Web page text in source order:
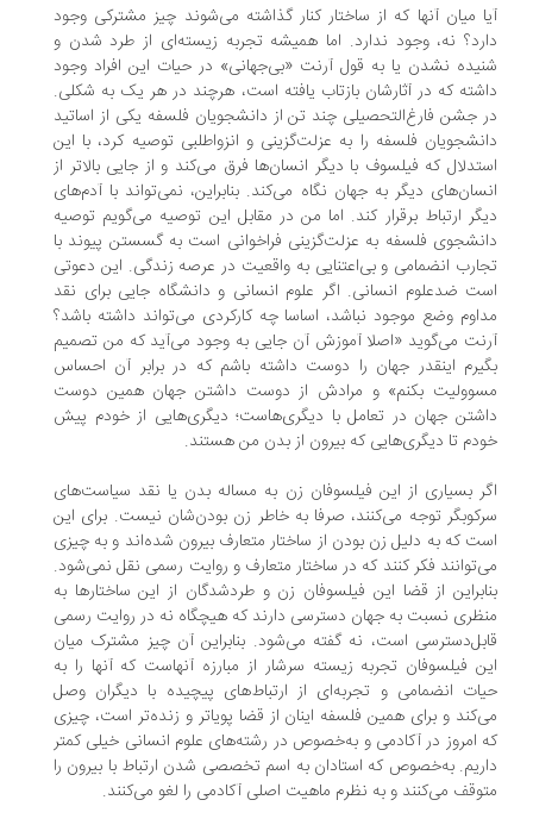
میان آنها که از ساختار کنار گذاشته می‌شوند چیز مشترکی وجود
نه، وجود ندارد. اما همیشه تجربه زیسته‌ای از طرد شدن و
نشدن یا به قول آرنت «بی‌جهانی» در حیات این افراد وجود
که در آثارشان بازتاب یافته است، هرچند در هر یک به شکلی.
جشن فارغ‌التحصیلی چند تن از دانشجویان فلسفه یکی از اساتید
فلسفه را به عزلت‌گزینی و انزواطلبی توصیه کرد، با این
که فیلسوف با دیگر انسان‌ها فرق می‌کند و از جایی بالاتر از
دیگر به جهان نگاه می‌کند. بنابراین، نمی‌تواند با آدم‌های
ارتباط برقرار کند. اما من در مقابل این توصیه می‌گویم توصیه
فلسفه به عزلت‌گزینی فراخوانی است به گسستن پیوند با
انضمامی و بی‌اعتنایی به واقعیت در عرصه زندگی. این دعوتی
ضدعلوم انسانی. اگر علوم انسانی و دانشگاه جایی برای نقد
وضع موجود نباشد، اساسا چه کارکردی می‌تواند داشته باشد؟
می‌گوید «اصلا آموزش آن جایی به وجود می‌آید که من تصمیم
اینقدر جهان را دوست داشته باشم که در برابر آن احساس
بکنم» و مرادش از دوست داشتن جهان همین دوست
جهان در تعامل با دیگری‌هاست؛ دیگری‌هایی از خودم پیش
تا دیگری‌هایی که بیرون از بدن من هستند.
بسیاری از این فیلسوفان زن به مساله بدن یا نقد سیاست‌های
توجه می‌کنند، صرفا به خاطر زن بودن‌شان نیست. برای این
که به دلیل زن بودن از ساختار متعارف بیرون شده‌اند و به چیزی
فکر کنند که در ساختار متعارف و روایت رسمی نقل نمی‌شود.
از قضا این فیلسوفان زن و طردشدگان از این ساختارها به
نسبت به جهان دسترسی دارند که هیچگاه نه در روایت رسمی
است، نه گفته می‌شود. بنابراین آن چیز مشترک میان
فیلسوفان تجربه زیسته سرشار از مبارزه آنهاست که آنها را به
انضمامی و تجربه‌ای از ارتباط‌های پیچیده با دیگران وصل
و برای همین فلسفه اینان از قضا پویاتر و زنده‌تر است، چیزی
امروز در آکادمی و به‌خصوص در رشته‌های علوم انسانی خیلی کمتر
به‌خصوص که استادان به اسم تخصصی شدن ارتباط با بیرون را
می‌کنند و به نظرم ماهیت اصلی آکادمی را لغو می‌کنند.